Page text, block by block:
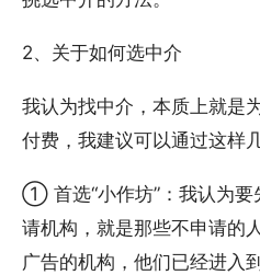
2、关于如何选中介
我认为找中介，本质上就是
付费，我建议可以通过这样
① 首选“小作坊”：我认为要
请机构，就是那些不申请的
广告的机构，他们已经进入